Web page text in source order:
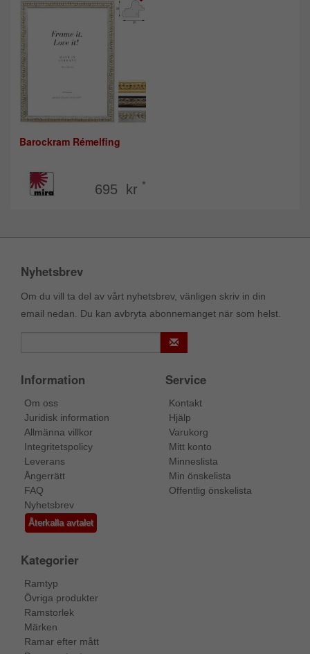
Barockram Rémelfing
695 kr *
Nyhetsbrev
Om du vill ta del av vårt nyhetsbrev, vänligen skriv in din
email nedan. Du kan avbryta abonnemanget när som helst.
Information
Om oss
Juridisk information
Allmänna villkor
Integritetspolicy
Leverans
Ångerrätt
FAQ
Nyhetsbrev
Återkalla avtalet
Service
Kontakt
Hjälp
Varukorg
Mitt konto
Minneslista
Min önskelista
Offentlig önskelista
Kategorier
Ramtyp
Övriga produkter
Ramstorlek
Märken
Ramar efter mått